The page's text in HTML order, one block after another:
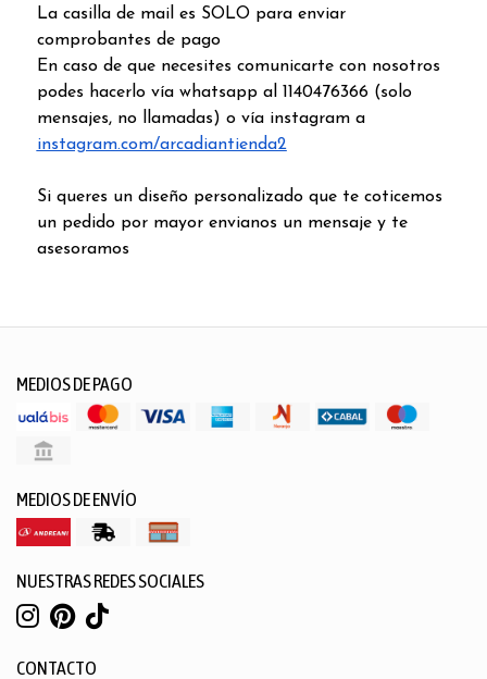
La casilla de mail es SOLO para enviar
comprobantes de pago
En caso de que necesites comunicarte con nosotros
podes hacerlo vía whatsapp al 1140476366 (solo
mensajes, no llamadas) o vía instagram a
instagram.com/arcadiantienda2
Si queres un diseño personalizado que te coticemos
un pedido por mayor envianos un mensaje y te
asesoramos
MEDIOS DE PAGO
MEDIOS DE ENVÍO
NUESTRAS REDES SOCIALES
CONTACTO